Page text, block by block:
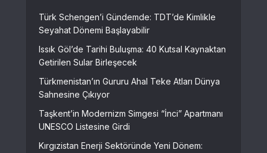
Türk Schengen’i Gündemde: TDT’de Kimlikle
Seyahat Dönemi Başlayabilir
Issık Göl’de Tarihi Buluşma: 40 Kutsal Kaynaktan
Getirilen Sular Birleşecek
Türkmenistan’ın Gururu Ahal Teke Atları Dünya
Sahnesine Çıkıyor
Taşkent’in Modernizm Simgesi “İnci” Apartmanı
UNESCO Listesine Girdi
Kırgızistan Enerji Sektöründe Yeni Dönem: